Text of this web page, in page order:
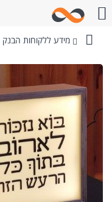
מזרחי-טפחות
מידע ללקוחות הבנק